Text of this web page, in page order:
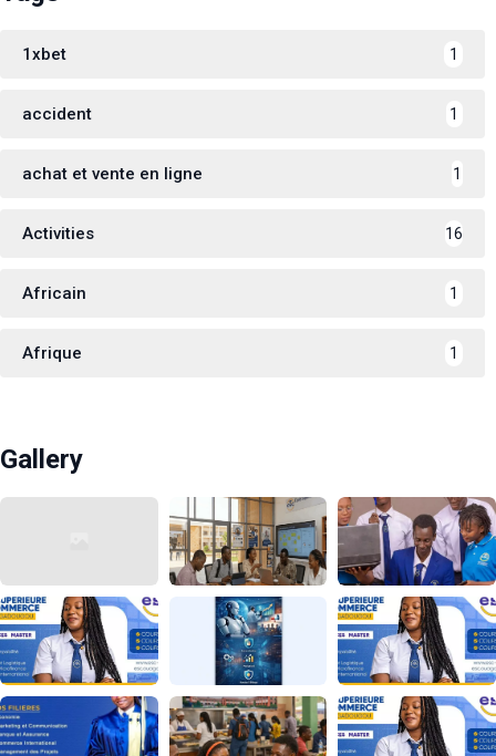
1xbet 1
accident 1
achat et vente en ligne 1
Activities 16
Africain 1
Afrique 1
Gallery